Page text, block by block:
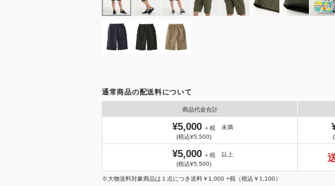
通常商品の配送料について
商品代金合計
¥5,000 ＋税
(税込¥5,500)
未満
¥5,000 ＋税
(税込¥5,500)
以上
※大物送料対象商品は１点につき送料￥1,000 +税（税込￥1,100）